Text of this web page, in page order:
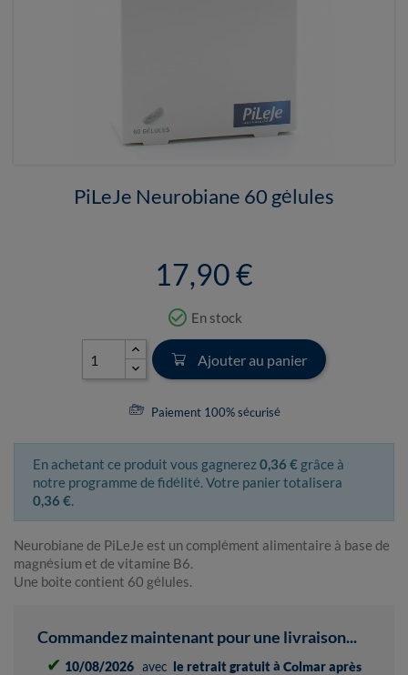
PiLeJe Neurobiane 60 gélules
17,90 €
check_circle_outline En stock
Ajouter au panier
Paiement 100% sécurisé
En achetant ce produit vous gagnerez0,36 € grâce à
notre programme de fidélité. Votre panier totalisera
0,36 €.
Neurobiane de PiLeJe est un complément alimentaire à base de
magnésium et de vitamine B6.
Une boite contient 60 gélules.
Commandez maintenant pour une livraison...
✔ 10/08/2026 avec le retrait gratuit à Colmar après